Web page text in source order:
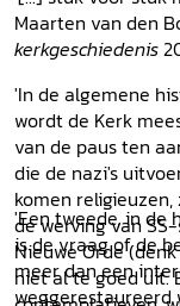
Wereldoorlog JAN
adempauze in ons
kapucijnen in de
Onder Japanse
1942-1945 MARIE-
twee vijandige
missionarissen in
Tweede
en politieke
jezuïeten bij de
de Tweede
Maarten van den
kerkgeschiedenis
'In de algemene
wordt de Kerk
van de paus ten
die de nazi's
komen
de werving van
Nieuwe Orde
niet al te goed uit.
'Een tweede, in de
is de vraag of de
meer dan een
weggerestaureerd